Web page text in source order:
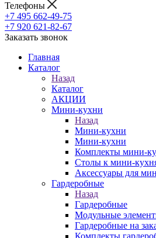
Телефоны
+7 495 662-49-75
+7 920 621-82-67
Заказать звонок
Главная
Каталог
Назад
Каталог
АКЦИИ
Мини-кухни
Назад
Мини-кухни
Мини-кухни
Комплекты мини-
Столы к мини-
Аксессуары для
Гардеробные
Назад
Гардеробные
Модульные
Гардеробные на
Комплекты